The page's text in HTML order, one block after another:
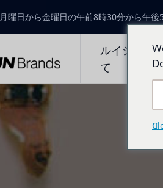
月曜日から金曜日の午前8時30分から午後
ルイシュン
て